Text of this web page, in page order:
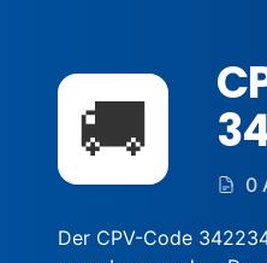
🚚
0
Der CPV-Code